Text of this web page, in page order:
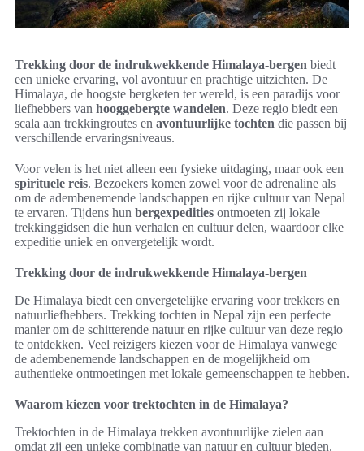
Trekking door de indrukwekkende Himalaya-bergen biedt
een unieke ervaring, vol avontuur en prachtige uitzichten. De
Himalaya, de hoogste bergketen ter wereld, is een paradijs voor
liefhebbers van hooggebergte wandelen. Deze regio biedt een
scala aan trekkingroutes en avontuurlijke tochten die passen bij
verschillende ervaringsniveaus.
Voor velen is het niet alleen een fysieke uitdaging, maar ook een
spirituele reis. Bezoekers komen zowel voor de adrenaline als
om de adembenemende landschappen en rijke cultuur van Nepal
te ervaren. Tijdens hun bergexpedities ontmoeten zij lokale
trekkinggidsen die hun verhalen en cultuur delen, waardoor elke
expeditie uniek en onvergetelijk wordt.
Trekking door de indrukwekkende Himalaya-bergen
De Himalaya biedt een onvergetelijke ervaring voor trekkers en
natuurliefhebbers. Trekking tochten in Nepal zijn een perfecte
manier om de schitterende natuur en rijke cultuur van deze regio
te ontdekken. Veel reizigers kiezen voor de Himalaya vanwege
de adembenemende landschappen en de mogelijkheid om
authentieke ontmoetingen met lokale gemeenschappen te hebben.
Waarom kiezen voor trektochten in de Himalaya?
Trektochten in de Himalaya trekken avontuurlijke zielen aan
omdat zij een unieke combinatie van natuur en cultuur bieden.